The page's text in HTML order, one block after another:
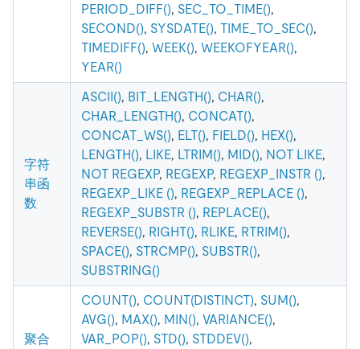
PERIOD_DIFF(), SEC_TO_TIME(),
SECOND(), SYSDATE(), TIME_TO_SEC(),
TIMEDIFF(), WEEK(), WEEKOFYEAR(),
YEAR()
字符
串函
数
ASCII(), BIT_LENGTH(), CHAR(),
CHAR_LENGTH(), CONCAT(),
CONCAT_WS(), ELT(), FIELD(), HEX(),
LENGTH(), LIKE, LTRIM(), MID(), NOT LIKE,
NOT REGEXP, REGEXP, REGEXP_INSTR (),
REGEXP_LIKE (), REGEXP_REPLACE (),
REGEXP_SUBSTR (), REPLACE(),
REVERSE(), RIGHT(), RLIKE, RTRIM(),
SPACE(), STRCMP(), SUBSTR(),
SUBSTRING()
聚合
COUNT(), COUNT(DISTINCT), SUM(),
AVG(), MAX(), MIN(), VARIANCE(),
VAR_POP(), STD(), STDDEV(),